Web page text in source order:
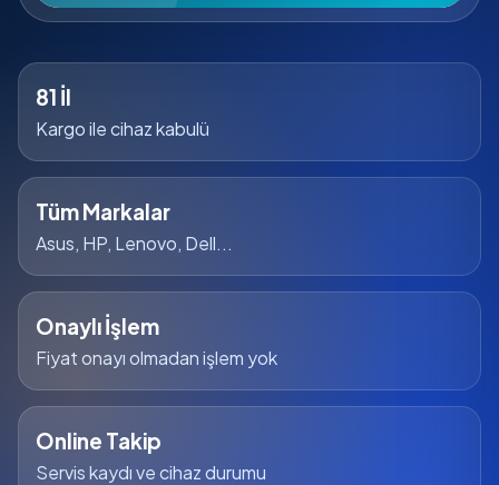
81 İl
Kargo ile cihaz kabulü
Tüm Markalar
Asus, HP, Lenovo, Dell...
Onaylı İşlem
Fiyat onayı olmadan işlem yok
Online Takip
Servis kaydı ve cihaz durumu